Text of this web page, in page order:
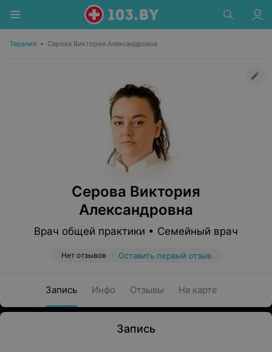
Терапия • Серова Виктория Александровна
Серова Виктория
Александровна
Врач общей практики • Семейный врач
Нет отзывов Оставить первый отзыв
Запись Инфо Отзывы На карте
Запись